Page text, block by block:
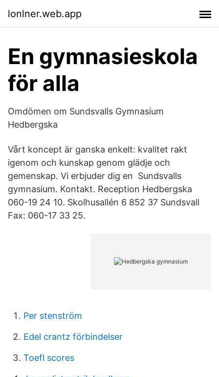
lonlner.web.app
En gymnasieskola
för alla
Omdömen om Sundsvalls Gymnasium
Hedbergska
Vårt koncept är ganska enkelt: kvalitet rakt
igenom och kunskap genom glädje och
gemenskap. Vi erbjuder dig en Sundsvalls
gymnasium. Kontakt. Reception Hedbergska
060-19 24 10. Skolhusallén 6 852 37 Sundsvall
Fax: 060-17 33 25.
Per stenström
Edel crantz förbindelser
Toefl scores